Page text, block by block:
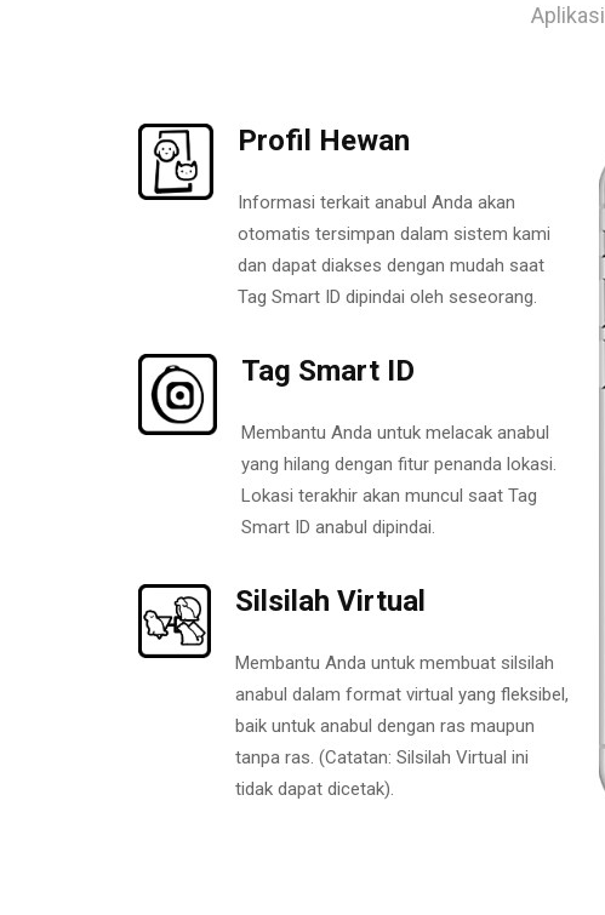
Profil Hewan
Informasi terkait anabul Anda akan
otomatis tersimpan dalam sistem kami
dan dapat diakses dengan mudah saat
Tag Smart ID dipindai oleh seseorang.
Tag Smart ID
Membantu Anda untuk melacak anabul
yang hilang dengan fitur penanda lokasi.
Lokasi terakhir akan muncul saat Tag
Smart ID anabul dipindai.
Silsilah Virtual
Membantu Anda untuk membuat silsilah
anabul dalam format virtual yang fleksibel,
baik untuk anabul dengan ras maupun
tanpa ras. (Catatan: Silsilah Virtual ini
tidak dapat dicetak).